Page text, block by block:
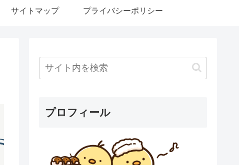
サイトマップ プライバシーポリシー
プロフィール